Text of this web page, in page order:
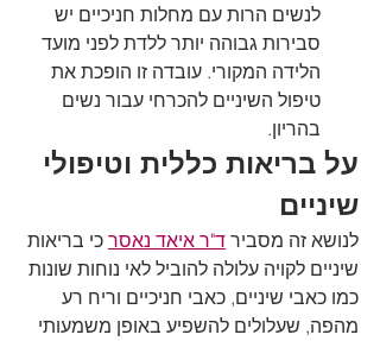
לנשים הרות עם מחלות חניכיים יש
סבירות גבוהה יותר ללדת לפני מועד
הלידה המקורי. עובדה זו הופכת את
טיפול השיניים להכרחי עבור נשים
בהריון.
על בריאות כללית וטיפולי
שיניים
לנושא זה מסביר ד"ר איאד נאסר כי בריאות
שיניים לקויה עלולה להוביל לאי נוחות שונות
כמו כאבי שיניים, כאבי חניכיים וריח רע
מהפה, שעלולים להשפיע באופן משמעותי